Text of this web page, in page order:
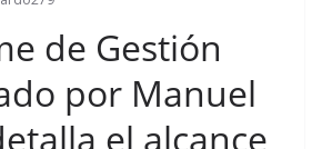
de Gestión
por Manuel
el alcance